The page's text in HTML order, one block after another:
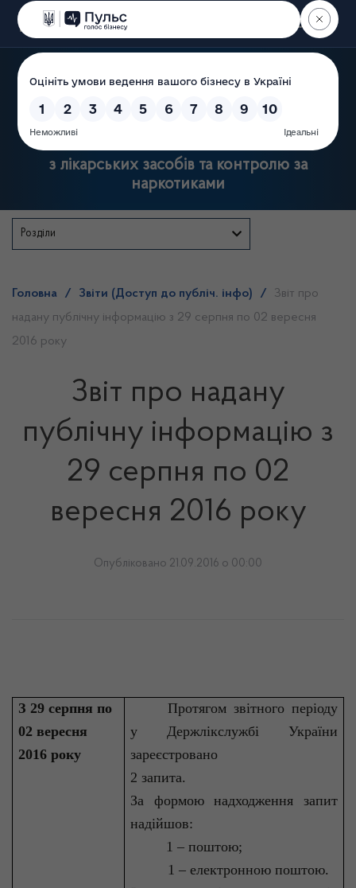
Пошук
Державна служба України
з лікарських засобів та контролю за
наркотиками
Розділи
Головна / Звіти (Доступ до публіч. інфо) /
Звіт про
надану публічну інформацію з 29 серпня по 02 вересня
2016 року
Звіт про надану
публічну інформацію з
29 серпня по 02
вересня 2016 року
Опубліковано 21.09.2016 о 00:00
З 29 серпня по
02 вересня
2016 року
Протягом звітного періоду
у Держлікслужбі України
зареєстровано
2 запита.
За формою надходження запит
надійшов:
1 – поштою;
1 – електронною поштою.